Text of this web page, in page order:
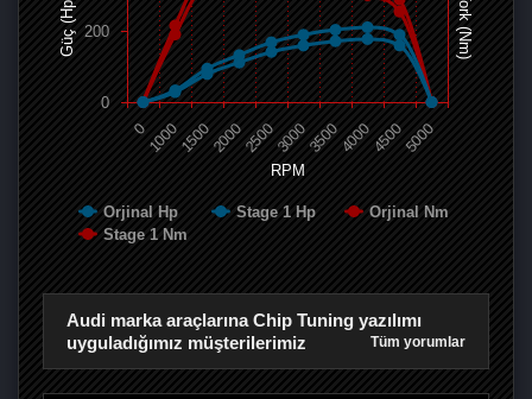
RPM
Güç (Hp) Tork (Nm)
Orjinal Hp Stage 1 Hp
Orjinal Nm
Stage 1 Nm
0 100015002000250030003500400045005000
0
200
Audi marka araçlarına Chip Tuning yazılımı
uyguladığımız müşterilerimiz
Tüm yorumlar